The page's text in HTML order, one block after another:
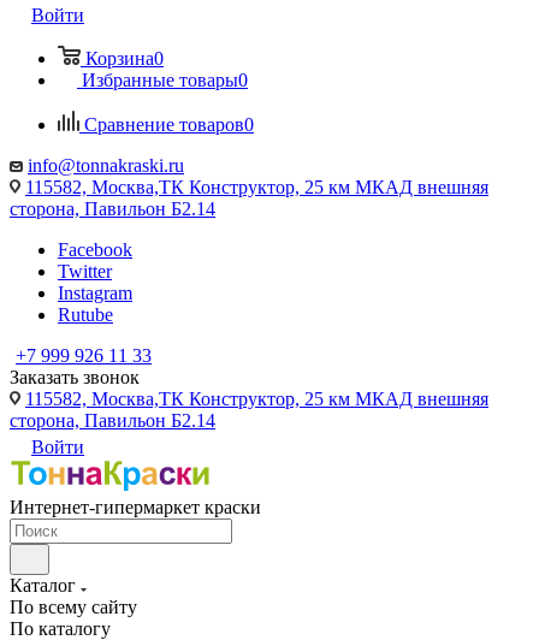
Войти
Корзина0
Избранные товары0
Сравнение товаров0
info@tonnakraski.ru
115582, Москва,ТК Конструктор, 25 км МКАД внешняя
сторона, Павильон Б2.14
Facebook
Twitter
Instagram
Rutube
+7 999 926 11 33
Заказать звонок
115582, Москва,ТК Конструктор, 25 км МКАД внешняя
сторона, Павильон Б2.14
Войти
Интернет-гипермаркет краски
Каталог
По всему сайту
По каталогу